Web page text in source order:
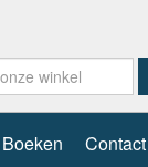
Boeken Contact